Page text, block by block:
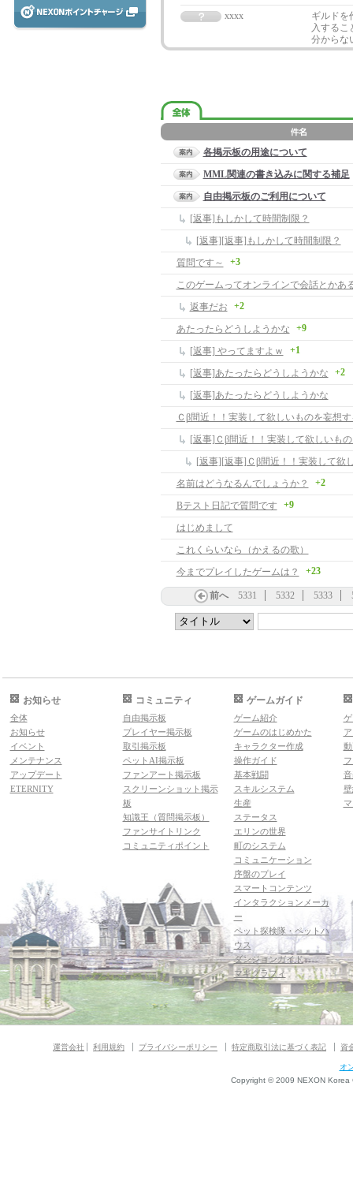
xxxx
ギルドを
入するこ
分からな
各掲示板の用途について
MML関連の書き込みに関する補足
自由掲示板のご利用について
[返事]もしかして時間制限？
[返事][返事]もしかして時間制限？
質問です～
+3
このゲームってオンラインで会話とかあ
返事だお
+2
あたったらどうしようかな +9
[返事] やってますよｗ +1
[返事]あたったらどうしようかな +2
[返事]あたったらどうしようかな
Ｃβ間近！！実装して欲しいものを妄想
[返事]Ｃβ間近！！実装して欲しいも
名前はどうなるんでしょうか？ +2
Bテスト日記で質問です +9
はじめまして
これくらいなら（かえるの歌）
今までプレイしたゲームは？
+23
前へ 5331 5332 5333
お知らせ
全体
お知らせ
イベント
メンテナンス
アップデート
ETERNITY
コミュニティ
自由掲示板
プレイヤー掲示板
取引掲示板
ペットAI掲示板
ファンアート掲示板
スクリーンショット掲示
板
知識王（質問掲示板）
ファンサイトリンク
コミュニティポイント
ゲームガイド
ゲーム紹介
ゲームのはじめかた
キャラクター作成
操作ガイド
基本戦闘
スキルシステム
生産
ステータス
エリンの世界
町のシステム
コミュニケーション
序盤のプレイ
スマートコンテンツ
インタラクションメーカ
ー
ペット探検隊・ペットハ
ウス
ダンジョンガイド
マギグラフィ
運営会社 利用規約 プライバシーポリシー 特定商取引法に基づく表記 資
オ
Copyright © 2009 NEXON Korea